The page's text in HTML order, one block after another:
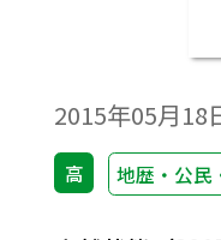
2015年05月18
高 地歴・公民